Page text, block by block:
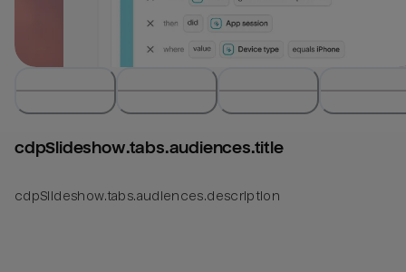
cdpSlideshow.tabs.audiences.title
cdpSlideshow.tabs.audiences.description